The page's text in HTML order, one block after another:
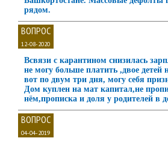
рядом.
ВОПРОС
12-08-2020
Всвязи с карантином снизилась
не могу больше платить ,двое детей
вот по двум три дня, могу себя
Дом куплен на мат капитал,не
нём,прописка и доля у родителей в
ВОПРОС
04-04-2019